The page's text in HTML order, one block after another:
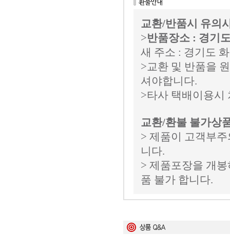
교환/반품시 유의
>반품장소 : 경기
새 주소 : 경기도
>교환 및 반품을
셔야합니다.
>타사 택배이용시
교환/환불 불가상
> 제품이 고객부
니다.
> 제품포장을 개
품 불가 합니다.